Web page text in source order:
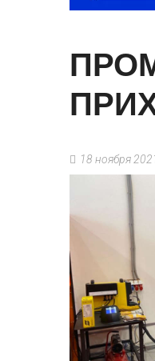
18 ноября